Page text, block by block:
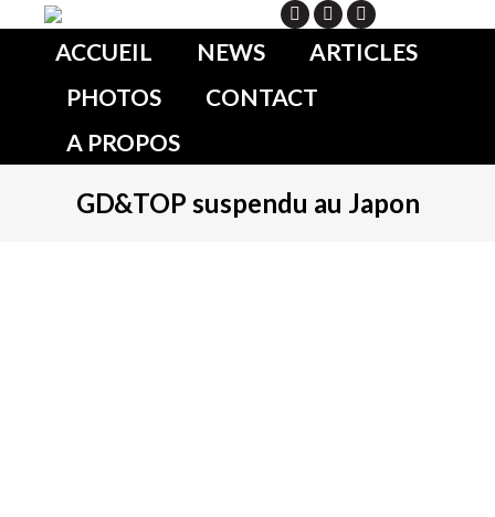
ACCUEIL NEWS
ARTICLES
PHOTOS
CONTACT
A PROPOS
GD&TOP suspendu au Japon